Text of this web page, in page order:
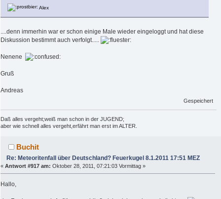
Alex
....denn immerhin war er schon einige Male wieder eingeloggt und hat diese
Diskussion bestimmt auch verfolgt.....
Nenene
Gruß
Andreas
Gespeichert
Daß alles vergeht;weiß man schon in der JUGEND;
aber wie schnell alles vergeht,erfährt man erst im ALTER.
Buchit
Re: Meteoritenfall über Deutschland? Feuerkugel 8.1.2011 17:51 MEZ
« Antwort #917 am: Oktober 28, 2011, 07:21:03 Vormittag »
Hallo,